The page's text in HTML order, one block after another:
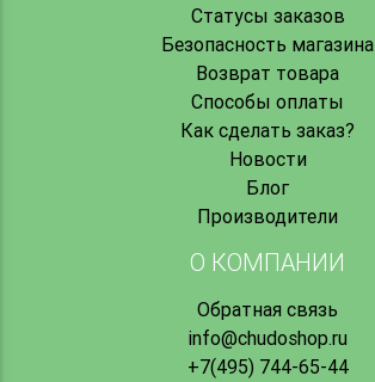
Статусы заказов
Безопасность магазина
Возврат товара
Способы оплаты
Как сделать заказ?
Новости
Блог
Производители
О КОМПАНИИ
Обратная связь
info@chudoshop.ru
+7(495) 744-65-44